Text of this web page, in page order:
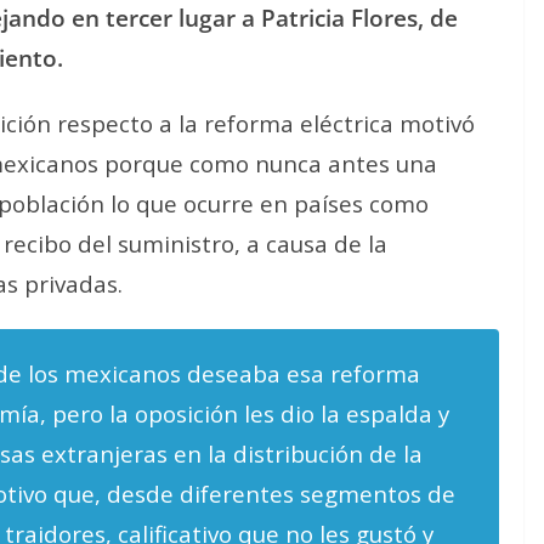
en tercer lugar a Patricia Flores, de
respecto a la reforma eléctrica motivó
porque como nunca antes una
lo que ocurre en países como
del suministro, a causa de la
privadas.
los mexicanos deseaba esa reforma
pero la oposición les dio la espalda y
extranjeras en la distribución de la
que, desde diferentes segmentos de
calificativo que no les gustó y